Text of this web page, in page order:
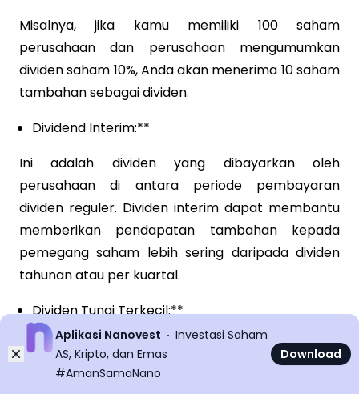
Misalnya, jika kamu memiliki 100 saham
perusahaan dan perusahaan mengumumkan
dividen saham 10%, Anda akan menerima 10 saham
tambahan sebagai dividen.
Dividend Interim:**
Ini adalah dividen yang dibayarkan oleh
perusahaan di antara periode pembayaran
dividen reguler. Dividen interim dapat membantu
memberikan pendapatan tambahan kepada
pemegang saham lebih sering daripada dividen
tahunan atau per kuartal.
Dividen Tunai Terkecil:**
Dalam beberapa kasus, perusahaan mungkin
membayar dividen yang jumlahnya sangat kecil,
Dismiss
Aplikasi Nanovest
Investasi Saham
AS, Kripto, dan Emas
#AmanSamaNano
Download